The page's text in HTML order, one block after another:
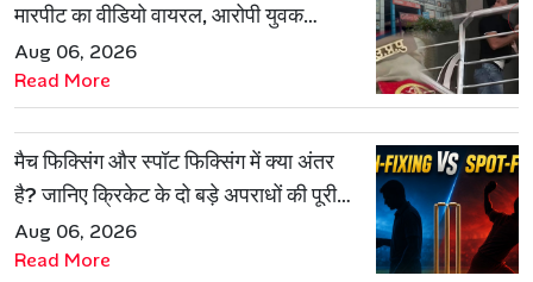
मारपीट का वीडियो वायरल, आरोपी युवक
हिरासत में
Aug 06, 2026
Read More
मैच फिक्सिंग और स्पॉट फिक्सिंग में क्या अंतर
है? जानिए क्रिकेट के दो बड़े अपराधों की पूरी
कहानी
Aug 06, 2026
Read More